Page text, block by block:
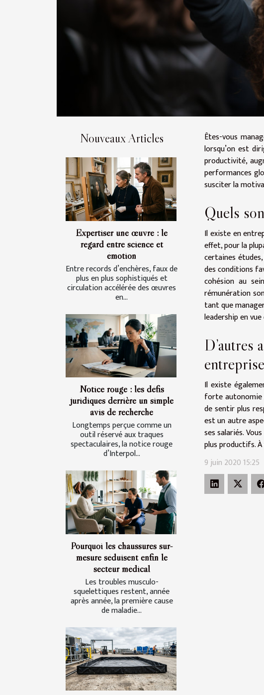
Nouveaux Articles
Expertiser une œuvre : le
regard entre science et
émotion
Entre records d’enchères, faux de
plus en plus sophistiqués et
circulation accélérée des œuvres
en...
Notice rouge : les défis
juridiques derrière un simple
avis de recherche
Longtemps perçue comme un
outil réservé aux traques
spectaculaires, la notice rouge
d’Interpol...
Pourquoi les chaussures sur-
mesure séduisent enfin le
secteur médical
Les troubles musculo-
squelettiques restent, année
après année, la première cause
de maladie...
Êtes-vous
lorsqu’on est
productivité,
performances
susciter la
Quels
Il existe en
effet, pour la
certaines
des conditions
cohésion au
rémunération
tant que
leadership en
D’autres
entreprise
Il existe
forte autonomie
de sentir plus
est un autre
ses salariés.
plus productifs.
9 juin 2020 15:25